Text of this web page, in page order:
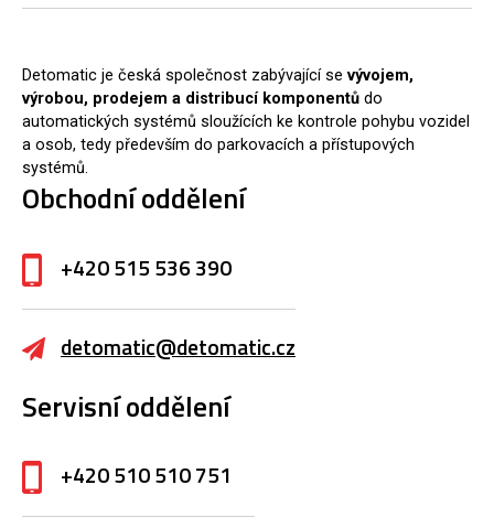
Detomatic je česká společnost zabývající se vývojem,
výrobou, prodejem a distribucí komponentů do
automatických systémů sloužících ke kontrole pohybu vozidel
a osob, tedy především do parkovacích a přístupových
systémů.
Obchodní oddělení
+420 515 536 390
detomatic@detomatic.cz
Servisní oddělení
+420 510 510 751